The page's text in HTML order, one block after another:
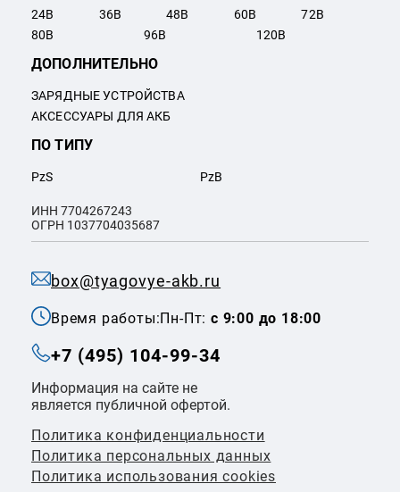
box@tyagovye-akb.ru
Время работы:Пн-Пт:с 9:00 до 18:00
+7 (495) 104-99-34
Информация на сайте не
является публичной офертой.
Политика конфиденциальности
Политикa персональных данных
Политика использования cookies
24В 36В 48В 60В 72В
80В 96В 120В
ПО ТИПУ
PzS PzB
ДОПОЛНИТЕЛЬНО
ЗАРЯДНЫЕ УСТРОЙСТВА
АКСЕССУАРЫ ДЛЯ АКБ
ИНН 7704267243
ОГРН 1037704035687